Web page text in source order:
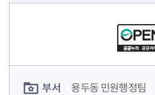
부서
용두동 민원행정팀